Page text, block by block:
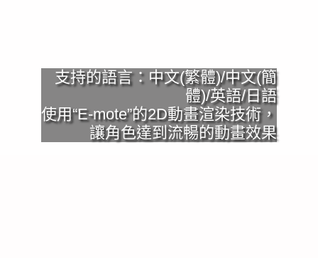
支持的語言：中文(繁體)/中文(簡
體)/英語/日語
使用“E-mote”的2D動畫渲染技術，
讓角色達到流暢的動畫效果